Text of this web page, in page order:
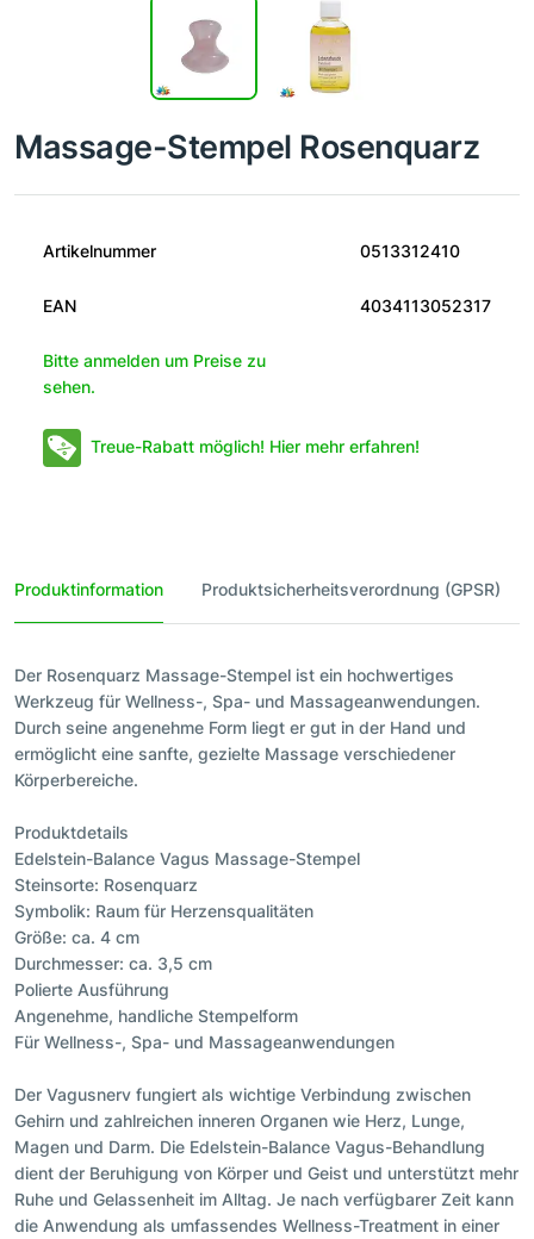
Massage-Stempel Rosenquarz
Artikelnummer 0513312410
EAN 4034113052317
Bitte anmelden um Preise zu
sehen.
Treue-Rabatt möglich! Hier mehr erfahren!
Produktinformation Produktsicherheitsverordnung (GPSR)
Der Rosenquarz Massage-Stempel ist ein hochwertiges
Werkzeug für Wellness-, Spa- und Massageanwendungen.
Durch seine angenehme Form liegt er gut in der Hand und
ermöglicht eine sanfte, gezielte Massage verschiedener
Körperbereiche.
Produktdetails
Edelstein-Balance Vagus Massage-Stempel
Steinsorte: Rosenquarz
Symbolik: Raum für Herzensqualitäten
Größe: ca. 4 cm
Durchmesser: ca. 3,5 cm
Polierte Ausführung
Angenehme, handliche Stempelform
Für Wellness-, Spa- und Massageanwendungen
Der Vagusnerv fungiert als wichtige Verbindung zwischen
Gehirn und zahlreichen inneren Organen wie Herz, Lunge,
Magen und Darm. Die Edelstein-Balance Vagus-Behandlung
dient der Beruhigung von Körper und Geist und unterstützt mehr
Ruhe und Gelassenheit im Alltag. Je nach verfügbarer Zeit kann
die Anwendung als umfassendes Wellness-Treatment in einer